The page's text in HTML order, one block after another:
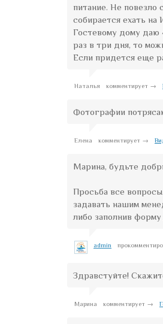
питание. Не повезло
собирается ехать
Гостевому дому даю
раз в три дня, то
Если придется еще
Наталья комментирует →
Фотографии
Елена комментирует →
Марина, будьте
Просьба все
задавать нашим
либо заполнив форму
admin
Здравстуйте!
Марина комментирует →